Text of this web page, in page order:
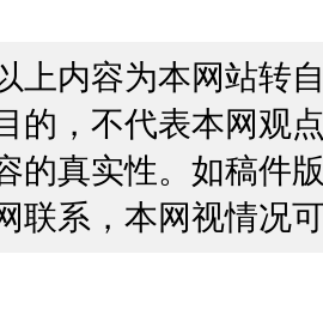
上内容为本网站转
的，不代表本网观
的真实性。如稿件
联系，本网视情况